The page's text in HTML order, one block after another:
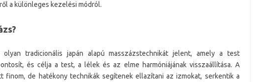
a különleges kezelési módról.
olyan tradicionális japán alapú masszázstechnikát jelent, amely a test
és célja a test, a lélek és az elme harmóniájának visszaállítása. A
finom, de hatékony technikák segítenek ellazítani az izmokat, serkentik a